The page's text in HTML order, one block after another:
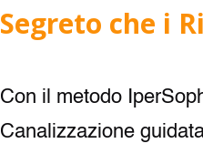
Segreto che i
Con il metodo
Canalizzazione